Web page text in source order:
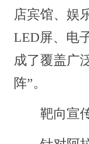
店宾馆、娱
LED屏、电
成了覆盖广
阵”。
靶向宣传